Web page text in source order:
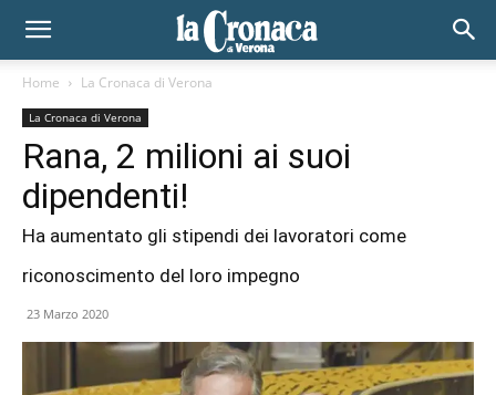
Home La Cronaca di Verona
La Cronaca di Verona
Rana, 2 milioni ai suoi
dipendenti!
Ha aumentato gli stipendi dei lavoratori come
riconoscimento del loro impegno
23 Marzo 2020